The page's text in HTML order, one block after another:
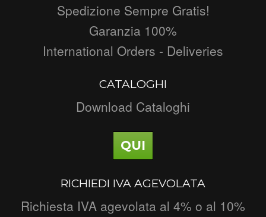
Spedizione Sempre Gratis!
Garanzia 100%
International Orders - Deliveries
CATALOGHI
Download Cataloghi
QUI
RICHIEDI IVA AGEVOLATA
Richiesta IVA agevolata al 4% o al 10%